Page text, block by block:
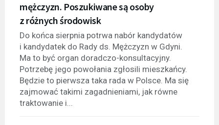
mężczyzn. Poszukiwane są osoby
z różnych środowisk
Do końca sierpnia potrwa nabór kandydatów
i kandydatek do Rady ds. Mężczyzn w Gdyni.
Ma to być organ doradczo-konsultacyjny.
Potrzebę jego powołania zgłosili mieszkańcy.
Będzie to pierwsza taka rada w Polsce. Ma się
zajmować takimi zagadnieniami, jak równe
traktowanie i...